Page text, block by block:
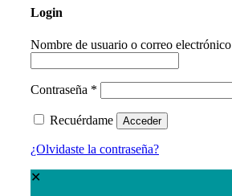
Login
Nombre de usuario o correo electrónico
Contraseña *
Recuérdame Acceder
¿Olvidaste la contraseña?
✕